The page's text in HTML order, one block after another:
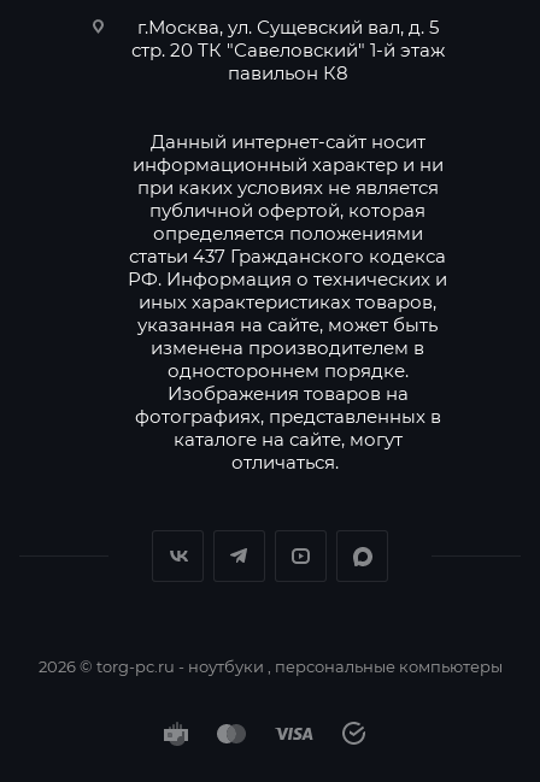
г.Москва, ул. Сущевский вал, д. 5
стр. 20 ТК "Савеловский" 1-й этаж
павильон К8
Данный интернет-сайт носит
информационный характер и ни
при каких условиях не является
публичной офертой, которая
определяется положениями
статьи 437 Гражданского кодекса
РФ. Информация о технических и
иных характеристиках товаров,
указанная на сайте, может быть
изменена производителем в
одностороннем порядке.
Изображения товаров на
фотографиях, представленных в
каталоге на сайте, могут
отличаться.
2026 © torg-pc.ru - ноутбуки , персональные компьютеры